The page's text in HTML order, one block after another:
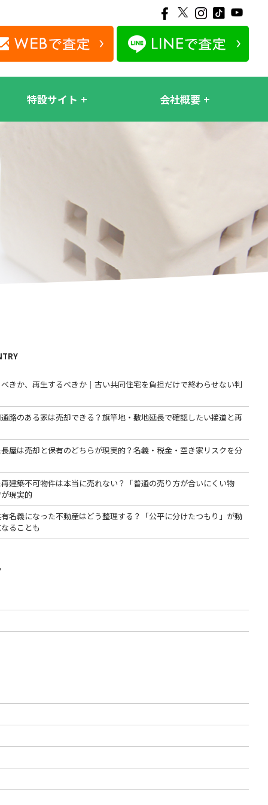
特設サイト 会社概要
きか、再生するべきか｜古い共同住宅を負担だけで終わらせない判
通路のある家は売却できる？旗竿地・敷地延長で確認したい接道と再
屋は売却と保有のどちらが現実的？名義・税金・空き家リスクを分
建築不可物件は本当に売れない？「普通の売り方が合いにくい物
現実的
名義になった不動産はどう整理する？「公平に分けたつもり」が動
ることも